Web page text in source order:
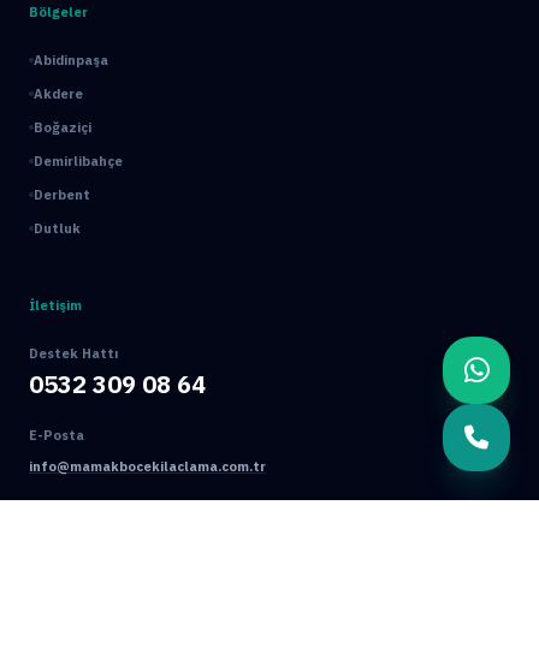
Bölgeler
Abidinpaşa
Akdere
Boğaziçi
Demirlibahçe
Derbent
Dutluk
İletişim
Destek Hattı
0532 309 08 64
E-Posta
info@mamakbocekilaclama.com.tr